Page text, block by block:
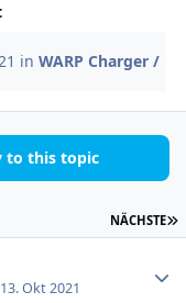
inWARP Charger /
to this topic
NÄCHSTE
13. Okt 2021